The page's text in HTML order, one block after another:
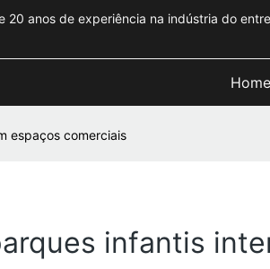
anos de experiência na indústria do
Home
espaços comerciais
infantis